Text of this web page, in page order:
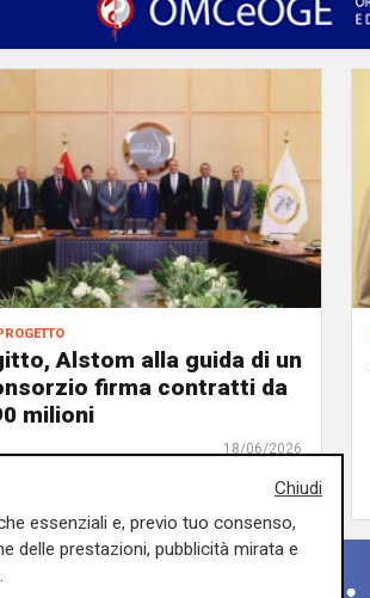
Alstom alla guida di un
firma contratti da
milioni
18/06/2026
Chiudi
essenziali e, previo tuo consenso,
delle prestazioni, pubblicità mirata e